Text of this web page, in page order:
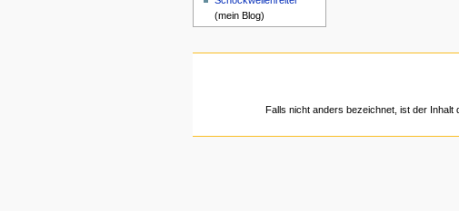
(mein Blog)
Falls nicht anders bezeichnet, ist der